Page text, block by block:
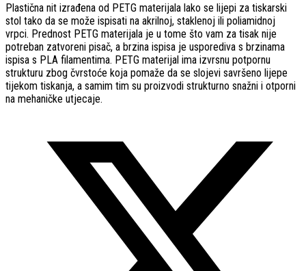
Plastična nit izrađena od PETG materijala lako se lijepi za tiskarski
stol tako da se može ispisati na akrilnoj, staklenoj ili poliamidnoj
vrpci. Prednost PETG materijala je u tome što vam za tisak nije
potreban zatvoreni pisač, a brzina ispisa je usporediva s brzinama
ispisa s PLA filamentima. PETG materijal ima izvrsnu potpornu
strukturu zbog čvrstoće koja pomaže da se slojevi savršeno lijepe
tijekom tiskanja, a samim tim su proizvodi strukturno snažni i otporni
na mehaničke utjecaje.